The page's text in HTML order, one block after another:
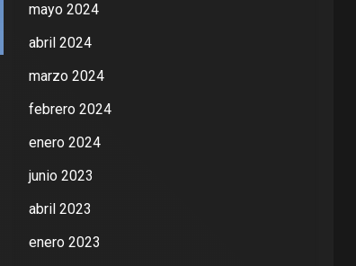
mayo 2024
abril 2024
marzo 2024
febrero 2024
enero 2024
junio 2023
abril 2023
enero 2023